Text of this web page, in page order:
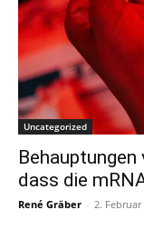
Uncategorized
dass die
René Gräber - 2. Februar